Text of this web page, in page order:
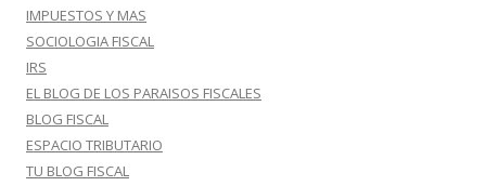
IMPUESTOS Y MAS
SOCIOLOGIA FISCAL
IRS
EL BLOG DE LOS PARAISOS FISCALES
BLOG FISCAL
ESPACIO TRIBUTARIO
TU BLOG FISCAL